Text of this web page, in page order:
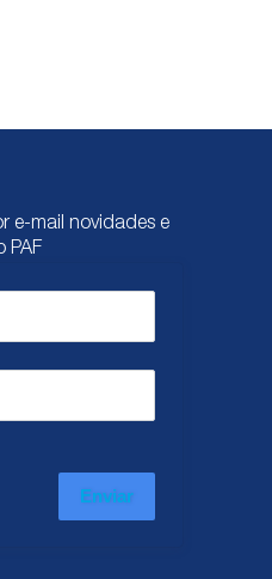
e-mail novidades e
PAF
Enviar